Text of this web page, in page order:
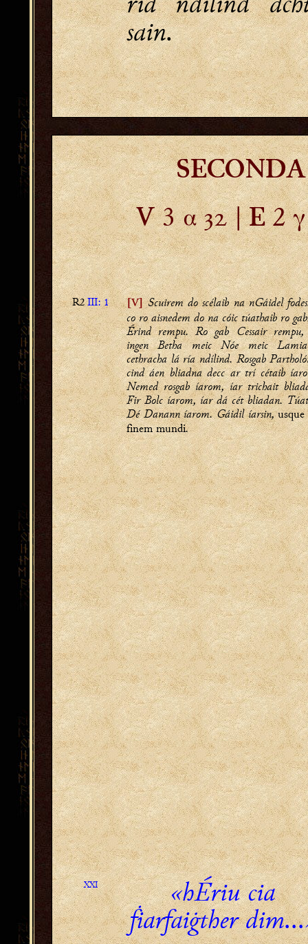
sain.
V3 α  |E2
R2III: 1 [V]Scuirem do scélaib na nGáidel
co ro aisnedem do na cóic túathaib ro
Érind rempu. Ro gab Cessair
ingen Betha meic Nóe meic
cethracha lá ría ndílind. Rosgab
cind áen bliadna decc ar trí cétaib
Nemed rosgab íarom, íar trichait
Fir Bolc íarom, íar dá cét bliadan.
Dé Danann íarom. Gáidil íarsin,usque
finem mundi.
XXI
«hÉriu cia
ḟiarfaiġther